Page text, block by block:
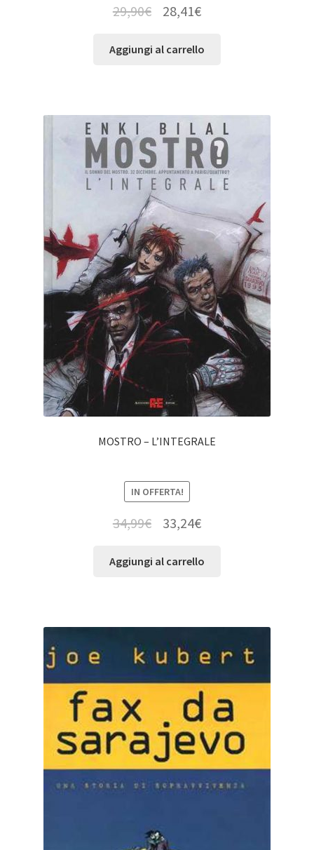
29,90€ 28,41€
Aggiungi al carrello
MOSTRO – L’INTEGRALE
IN OFFERTA!
34,99€ 33,24€
Aggiungi al carrello